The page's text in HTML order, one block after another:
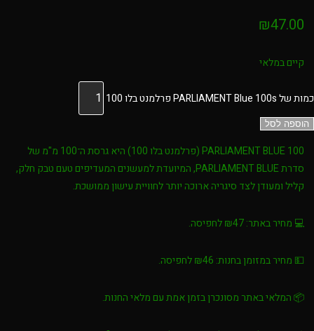
₪47.00
קיים במלאי
כמות של PARLIAMENT Blue 100s פרלמנט בלו 100
הוספה לסל
PARLIAMENT BLUE 100 (פרלמנט בלו 100)
היא גרסת ה־100 מ"מ של
סדרתPARLIAMENT BLUE, המיועדת למעשנים המעדיפים טעם טבק חלק,
קליל ומעודן לצד סיגריה ארוכה יותר לחוויית עישון ממושכת.
💻 מחיר באתר:
💵 מחיר במזומן בחנות:
📦 המלאי באתר מסונכרן בזמן אמת עם מלאי החנות.